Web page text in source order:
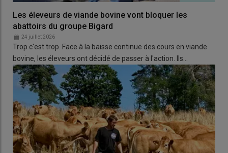
Les éleveurs de viande bovine vont bloquer les
abattoirs du groupe Bigard
24 juillet 2026
Trop c'est trop. Face à la baisse continue des cours en viande
bovine, les éleveurs ont décidé de passer à l'action. Ils…